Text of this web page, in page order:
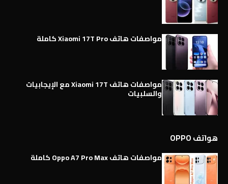
مواصفات هاتف Xiaomi 17T Pro كاملة
مواصفات هاتف Xiaomi 17T مع الإيجابيات
والسلبيات
هواتف OPPO
مواصفات هاتف Oppo A7 Pro Max كاملة